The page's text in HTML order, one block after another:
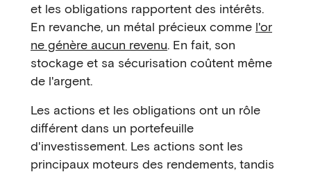
et les obligations rapportent des intérêts.
En revanche, un métal précieux comme l'or
ne génère aucun revenu. En fait, son
stockage et sa sécurisation coûtent même
de l'argent.
Les actions et les obligations ont un rôle
différent dans un portefeuille
d'investissement. Les actions sont les
principaux moteurs des rendements, tandis